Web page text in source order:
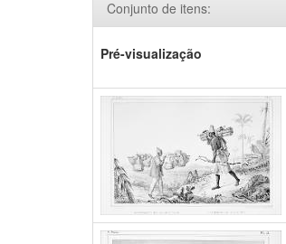
Conjunto de itens:
Pré-visualização